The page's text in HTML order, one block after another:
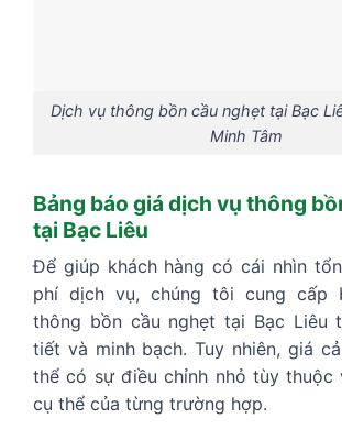
Dịch vụ thông bồn cầu nghẹt tại Bạc
Minh Tâm
Bảng báo giá dịch vụ thông
tại Bạc Liêu
Để giúp khách hàng có cái nhìn
phí dịch vụ, chúng tôi cung cấp
thông bồn cầu nghẹt tại Bạc Liêu
tiết và minh bạch. Tuy nhiên, giá
thể có sự điều chỉnh nhỏ tùy thuộc
cụ thể của từng trường hợp.